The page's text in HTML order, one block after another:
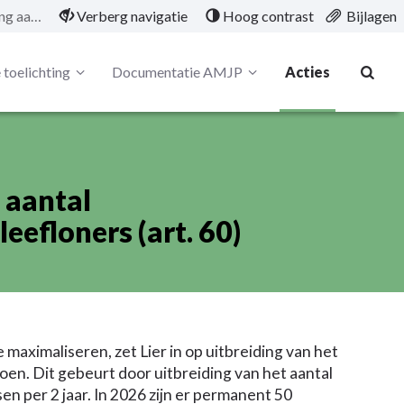
01/11/SAP/01/05 Verhoging aantal werkervaringsplaatsen voor leefloners (art. 60) Verberg navigatie Hoog contrast Bijlagen
toelichting Documentatie AMJP Acties
(art. 60)
zet Lier in op uitbreiding van het
Dit gebeurt door uitbreiding van het aantal
per 2 jaar. In 2026 zijn er permanent 50